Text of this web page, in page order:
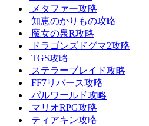
メタファー攻略
知恵のかりもの攻略
魔女の泉R攻略
ドラゴンズドグマ2攻略
TGS攻略
ステラーブレイド攻略
FF7リバース攻略
パルワールド攻略
マリオRPG攻略
ティアキン攻略